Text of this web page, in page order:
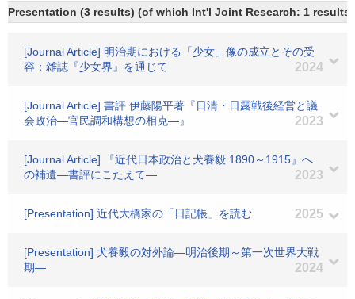
Presentation (3 results) (of which Int'l Joint Research: 1
[Journal Article] 明治期における「少女」像の成立とその受
容：雑誌『少女界』を通じて
2024
[Journal Article] 書評 伊藤陽平著『日清・日露戦後経営と議
会政治―官民調和構想の相克―』
2023
[Journal Article] 『近代日本政治と犬養毅 1890～1915』へ
の補遺―書評にこたえて―
2023
[Presentation] 近代大橋家の「日記帳」を読む 2025
[Presentation] 犬養毅の対外論―明治後期～第一次世界大戦
期―
2024